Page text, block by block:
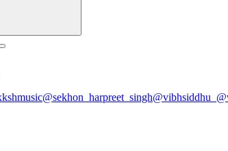
@sekhon_harpreet_singh@vibhsiddhu_